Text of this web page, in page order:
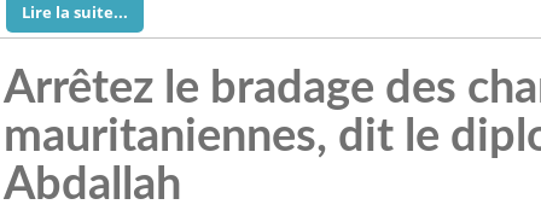
Lire la suite...
Arrêtez le bradage des
mauritaniennes, dit le
Abdallah